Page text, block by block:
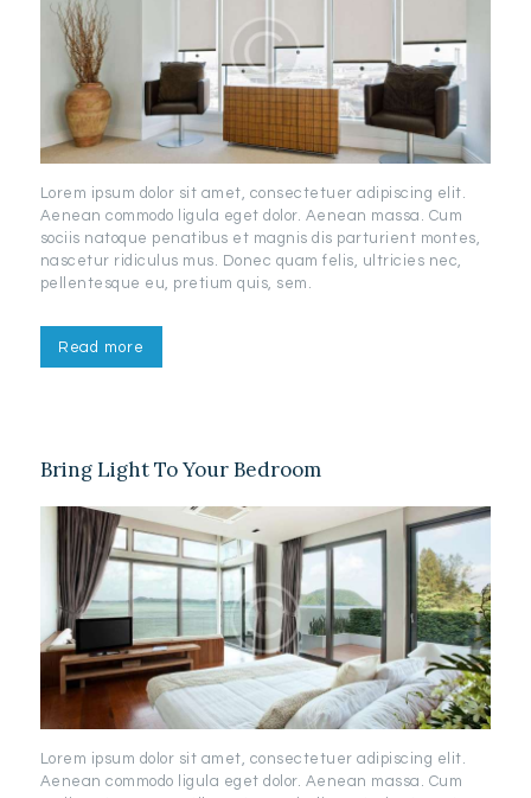
Lorem ipsum dolor sit amet, consectetuer adipiscing elit.
Aenean commodo ligula eget dolor. Aenean massa. Cum
sociis natoque penatibus et magnis dis parturient montes,
nascetur ridiculus mus. Donec quam felis, ultricies nec,
pellentesque eu, pretium quis, sem.
Read more
Bring Light To Your Bedroom
Lorem ipsum dolor sit amet, consectetuer adipiscing elit.
Aenean commodo ligula eget dolor. Aenean massa. Cum